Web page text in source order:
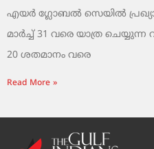
എയർ ഗ്ലോബൽ സെയിൽ
മാർച്ച് 31 വരെ യാത്ര
20 ശതമാനം വരെ
Read More »